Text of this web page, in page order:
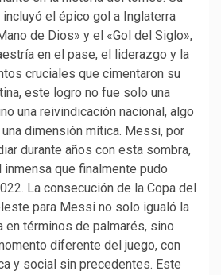
el épico gol a Inglaterra
de Dios» y el «Gol del Siglo»,
en el pase, el liderazgo y la
cruciales que cimentaron su
este logro no fue solo una
una reivindicación nacional, algo
dimensión mítica. Messi, por
durante años con esta sombra,
inmensa que finalmente pudo
La consecución de la Copa del
para Messi no solo igualó la
en términos de palmarés, sino
diferente del juego, con
y social sin precedentes. Este